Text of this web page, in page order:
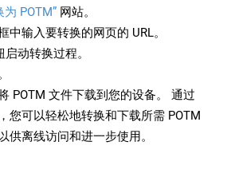
为 POTM” 网站。
中输入要转换的网页的 URL。
启动转换过程。
POTM 文件下载到您的设备。 通过
您可以轻松地转换和下载所需 POTM
供离线访问和进一步使用。